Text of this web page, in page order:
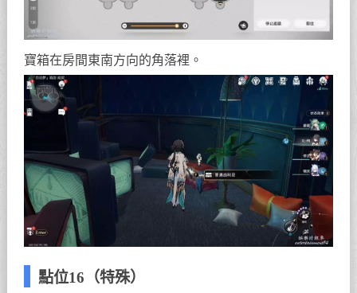
寶箱在房間東南方向的角落裡。
點位16（特殊）